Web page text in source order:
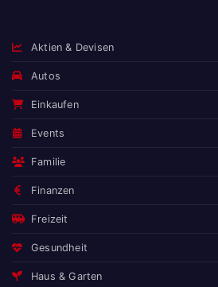
Aktien & Devisen
Autos
Einkaufen
Events
Familie
Finanzen
Freizeit
Gesundheit
Haus & Garten